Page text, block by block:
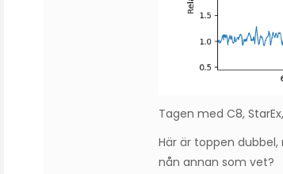
Tagen med C8,
Här är toppen
nån annan som vet?